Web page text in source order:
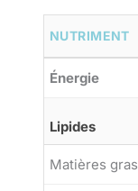
NUTRIMENT
Énergie
Lipides
Matières